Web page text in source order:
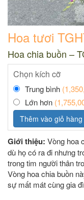
Hoa tươi
Hoa chia buồn –
Chọn kích cỡ
Trung bình
Lớn hơn
Thêm vào giỏ hàng
Giới thiệu: Vòng hoa
dù họ có ra đi nhưng
trong tim người thân
Vòng hoa chia buồn
sự mất mát cùng gia